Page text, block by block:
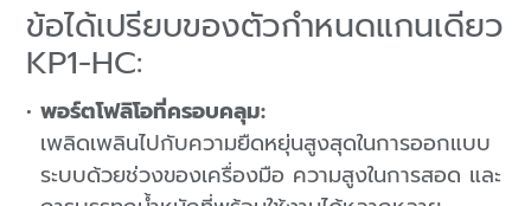
ข้อได้เปรียบของตัวกำหนดแกนเดียว
KP1-HC:
พอร์ตโฟลิโอที่ครอบคลุม:
เพลิดเพลินไปกับความยืดหยุ่นสูงสุดในการออกแบบ
ระบบด้วยช่วงของเครื่องมือ ความสูงในการสอด และ